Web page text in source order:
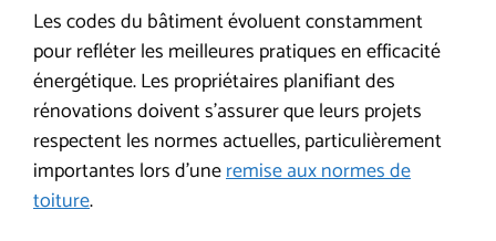
Les codes du bâtiment évoluent constamment
pour refléter les meilleures pratiques en efficacité
énergétique. Les propriétaires planifiant des
rénovations doivent s’assurer que leurs projets
respectent les normes actuelles, particulièrement
importantes lors d’uneremise aux normes de
toiture.